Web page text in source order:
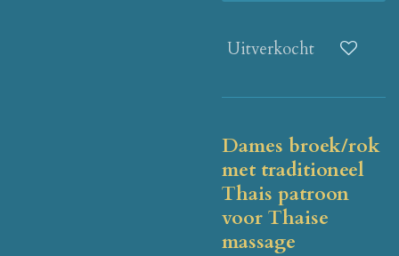
Uitverkocht
Dames broek/rok
met traditioneel
Thais patroon
voor Thaise
massage